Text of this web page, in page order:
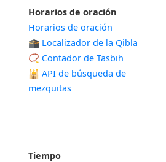
Horarios de oración
Horarios de oración
🕋 Localizador de la Qibla
📿 Contador de Tasbih
🕌 API de búsqueda de
mezquitas
Tiempo